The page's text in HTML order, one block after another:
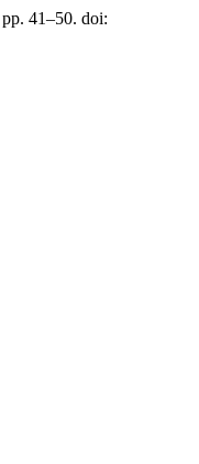
41–50. doi: